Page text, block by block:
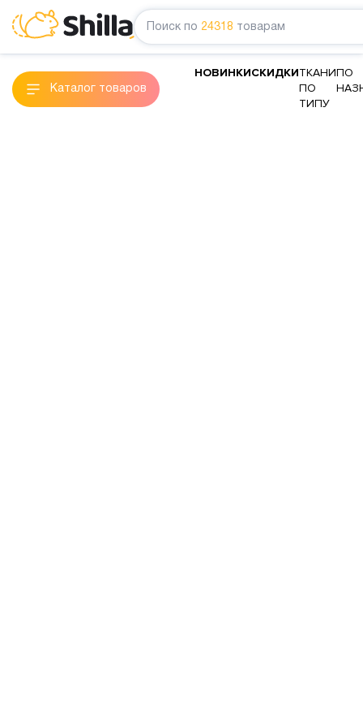
Поиск по 24318 товарам
Каталог товаров
НОВИНКИСКИДКИТКАНИ
ПО
ТИПУ
ПО